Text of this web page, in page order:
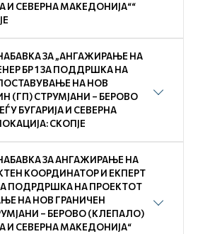
И СЕВЕРНА МАКЕДОНИЈА““
ЗА „АНГАЖИРАЊЕ НА
БР 1 ЗА ПОДДРШКА НА
НА НОВ
(ГП) СТРУМЈАНИ – БЕРОВО
БУГАРИЈА И СЕВЕРНА
СКОПЈЕ
ЗА АНГАЖИРАЊЕ НА
КООРДИНАТОР И ЕКПЕРТ
ПОДРДРШКА НА ПРОЕКТОТ
НА НОВ ГРАНИЧЕН
– БЕРОВО (КЛЕПАЛО)
И СЕВЕРНА МАКЕДОНИЈА“